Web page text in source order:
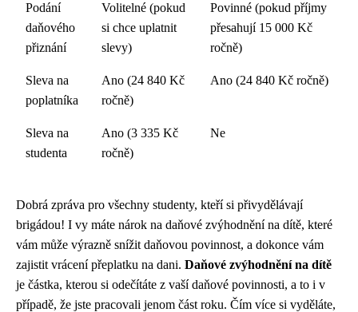
Podání
daňového
přiznání
Volitelné (pokud
si chce uplatnit
slevy)
Povinné (pokud příjmy
přesahují 15 000 Kč
ročně)
Sleva na
poplatníka
Ano (24 840 Kč
ročně)
Ano (24 840 Kč ročně)
Sleva na
studenta
Ano (3 335 Kč
ročně)
Ne
Dobrá zpráva pro všechny studenty, kteří si přivydělávají
brigádou! I vy máte nárok na daňové zvýhodnění na dítě, které
vám může výrazně snížit daňovou povinnost, a dokonce vám
zajistit vrácení přeplatku na dani. Daňové zvýhodnění na dítě
je částka, kterou si odečítáte z vaší daňové povinnosti, a to i v
případě, že jste pracovali jenom část roku. Čím více si vyděláte,